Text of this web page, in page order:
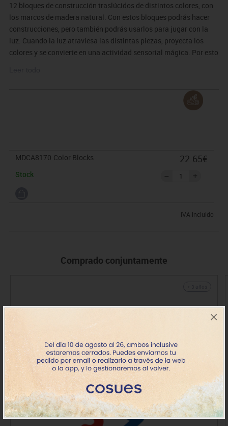
×
12 bloques de construcción traslúcidos de distintos colores, con
los marcos de madera natural. Con estos bloques podrás hacer
construcciones, pero también podrás usarlos para jugar con la
luz. Cuando la luz atraviesa las distintas piezas, proyecta los
colores y se convierte en una actividad sensorial mágica. Por esto
MDCA8170 Color Blocks
Stock
22.65€
IVA incluido
Comprado conjuntamente